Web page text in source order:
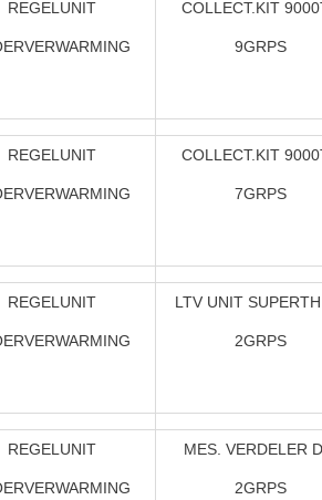
REGELUNIT COLLECT.KIT
9GRPS
REGELUNIT COLLECT.KIT
7GRPS
REGELUNIT LTV UNIT
2GRPS
REGELUNIT MES. VERDELER
2GRPS